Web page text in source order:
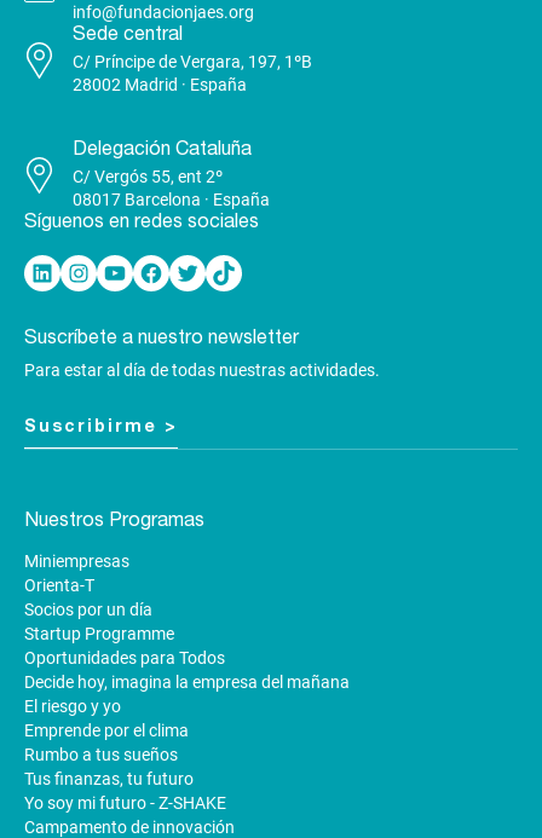
info@fundacionjaes.org
Sede central
C/ Príncipe de Vergara, 197, 1ºB
28002 Madrid · España
Delegación Cataluña
C/ Vergós 55, ent 2º
08017 Barcelona · España
Síguenos en redes sociales
Linkedin Instagram YouTube Facebook Twitter TikTok
Suscríbete a nuestro newsletter
Para estar al día de todas nuestras actividades.
Suscribirme >
Nuestros Programas
Miniempresas
Orienta-T
Socios por un día
Startup Programme
Oportunidades para Todos
Decide hoy, imagina la empresa del mañana
El riesgo y yo
Emprende por el clima
Rumbo a tus sueños
Tus finanzas, tu futuro
Yo soy mi futuro - Z-SHAKE
Campamento de innovación